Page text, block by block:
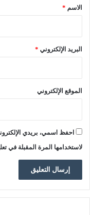
*
الاسم *
البريد الإلكتروني *
الموقع الإلكتروني
احفظ اسمي، بريدي
لاستخدامها المرة المقبلة في